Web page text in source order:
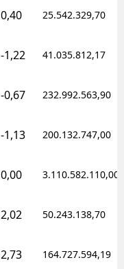
0,40 25.542.329,70
-1,22 41.035.812,17
-0,67 232.992.563,90
-1,13 200.132.747,00
0,00 3.110.582.110,00
2,02 50.243.138,70
2,73 164.727.594,19